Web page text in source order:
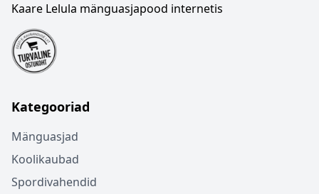
Kaare Lelula mänguasjapood internetis
Kategooriad
Mänguasjad
Koolikaubad
Spordivahendid